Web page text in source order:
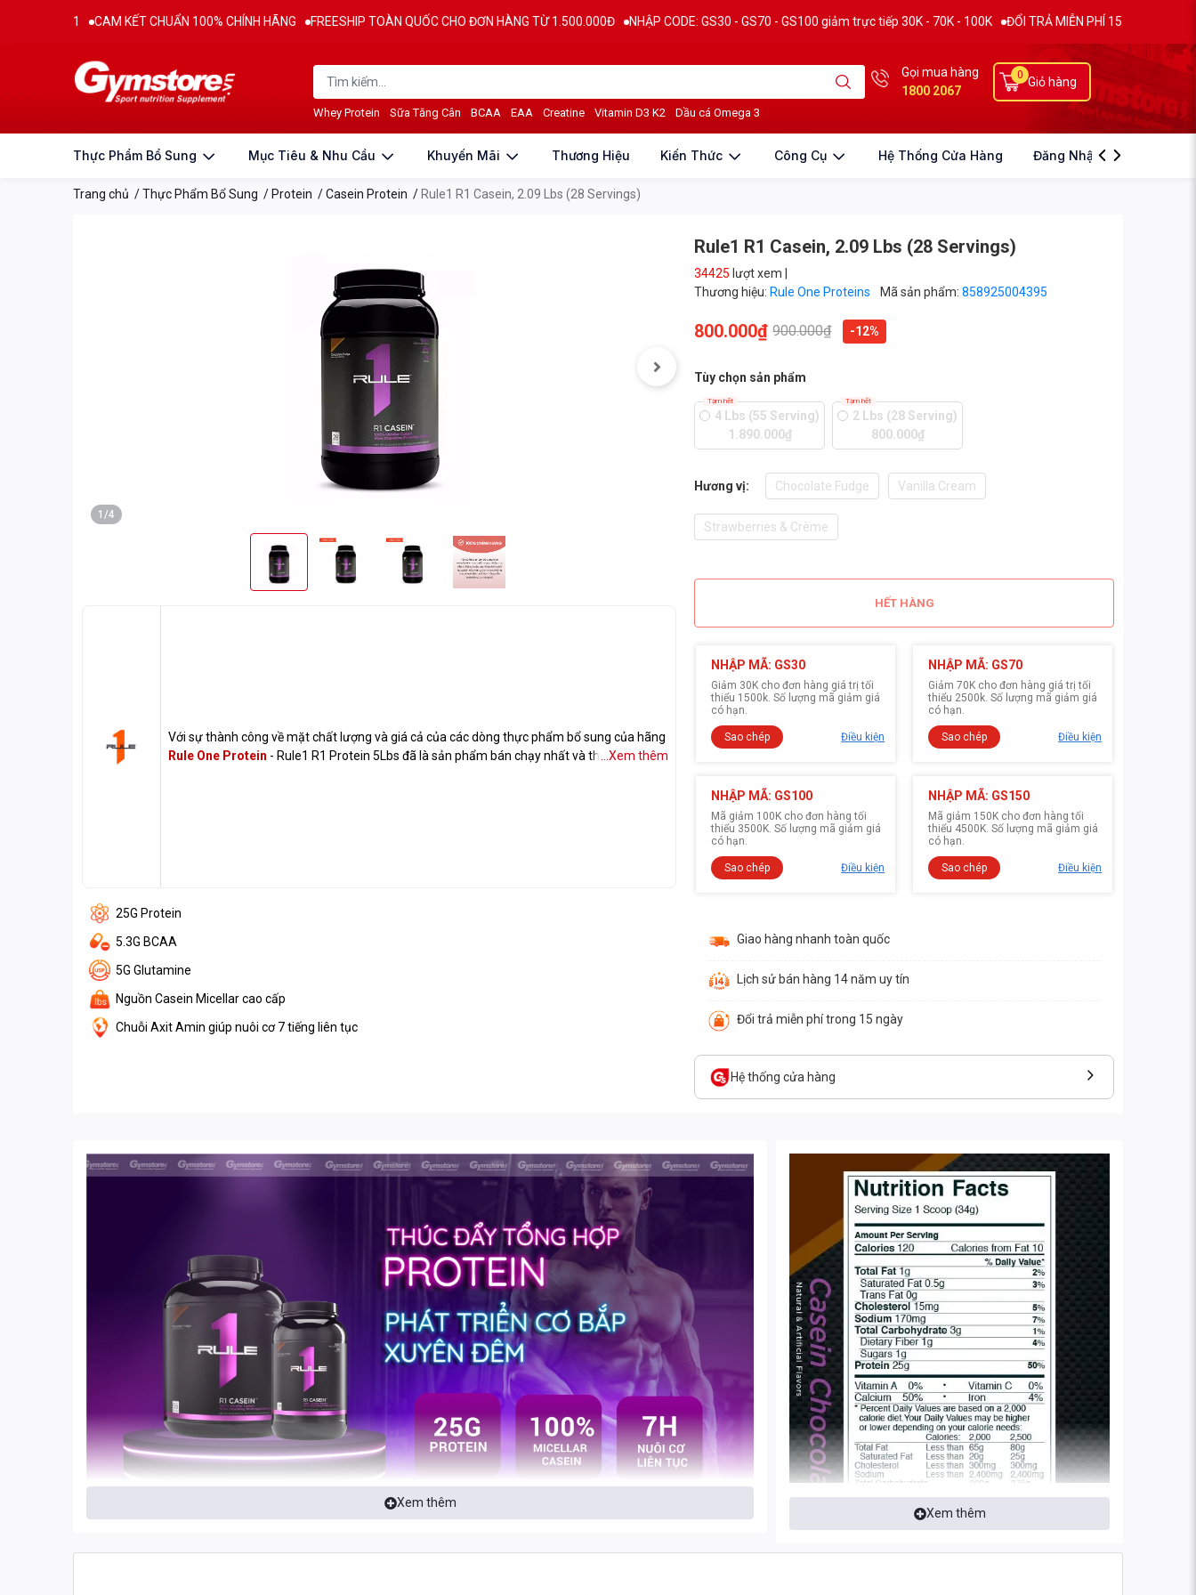
CAM KẾT CHUẨN 100% CHÍNH HÃNG FREESHIP TOÀN QUỐC CHO ĐƠN HÀNG TỪ 1.500.000Đ NHẬP CODE: GS30 - GS70 - GS100 giảm trực tiếp 30K - 70K - 100K ĐỔI TRẢ MIỄN PHÍ 15 NGÀY THƯƠNG HIỆU
Whey Protein Sữa Tăng Cân BCAA EAA Creatine Vitamin D3 K2 Dầu cá Omega 3
Gọi mua hàng
1800 2067
Giỏ hàng
0
Thực Phẩm Bổ Sung Mục Tiêu & Nhu Cầu Khuyến Mãi Thương Hiệu Kiến Thức Công Cụ Hệ Thống Cửa Hàng Đăng Nhập
Trang chủ /Thực Phẩm Bổ Sung / Protein /Casein Protein / Rule1 R1 Casein, 2.09 Lbs (28 Servings)
Thông tin sản phẩm Đặc điểm nổi bật & Thành phần dinh dưỡng Đánh giá sản phẩm
1/4
Với sự thành công về mặt chất lượng và giá cả của các dòng thực phẩm bổ sung của hãng
Rule One Protein - Rule1 R1 Protein 5Lbs đã là sản phẩm bán chạy nhất và thường hay
...Xem thêm
25G Protein
5.3G BCAA
5G Glutamine
Nguồn Casein Micellar cao cấp
Chuỗi Axit Amin giúp nuôi cơ 7 tiếng liên tục
Rule1 R1 Casein, 2.09 Lbs (28 Servings)
34425 lượt xem |
Thương hiệu: Rule One Proteins Mã sản phẩm:858925004395
800.000₫ 900.000₫ -12%
Tùy chọn sản phẩm
Tạm hết
4 Lbs (55 Serving)
1.890.000₫
Tạm hết
2 Lbs (28 Serving)
800.000₫
Hương vị: Chocolate Fudge Vanilla Cream
Strawberries & Crème
HẾT HÀNG
NHẬP MÃ: GS30
Giảm 30K cho đơn hàng giá trị tối
thiểu 1500k. Số lượng mã giảm giá
có hạn.
Sao chép Điều kiện
NHẬP MÃ: GS70
Giảm 70K cho đơn hàng giá trị tối
thiểu 2500k. Số lượng mã giảm giá
có hạn.
Sao chép Điều kiện
NHẬP MÃ: GS100
Mã giảm 100K cho đơn hàng tối
thiểu 3500K. Số lượng mã giảm giá
có hạn.
Sao chép Điều kiện
NHẬP MÃ: GS150
Mã giảm 150K cho đơn hàng tối
thiểu 4500K. Số lượng mã giảm giá
có hạn.
Sao chép Điều kiện
Giao hàng nhanh toàn quốc
Lịch sử bán hàng 14 năm uy tín
Đổi trả miễn phí trong 15 ngày
Hệ thống cửa hàng
Xem thêm
Xem thêm